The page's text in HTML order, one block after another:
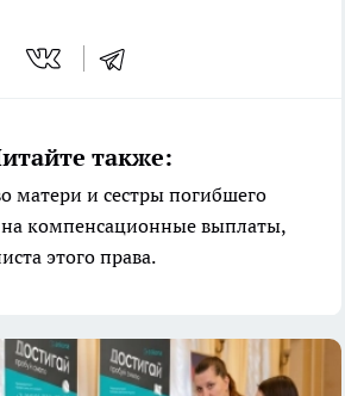
также:
матери и сестры погибшего
компенсационные выплаты,
этого права.